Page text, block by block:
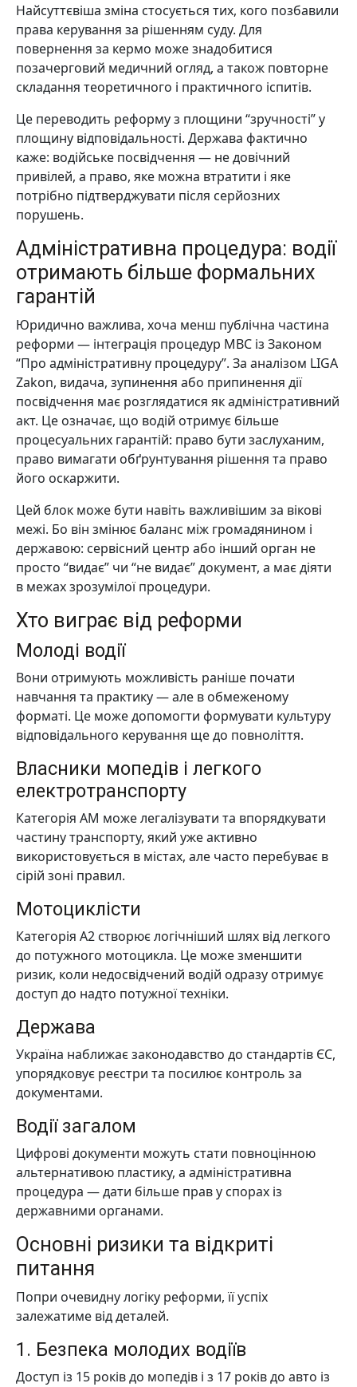
Найсуттєвіша зміна стосується тих, кого позбавили
права керування за рішенням суду. Для
повернення за кермо може знадобитися
позачерговий медичний огляд, а також повторне
складання теоретичного і практичного іспитів.
Це переводить реформу з площини “зручності” у
площину відповідальності. Держава фактично
каже: водійське посвідчення — не довічний
привілей, а право, яке можна втратити і яке
потрібно підтверджувати після серйозних
порушень.
Адміністративна процедура: водії
отримають більше формальних
гарантій
Юридично важлива, хоча менш публічна частина
реформи — інтеграція процедур МВС із Законом
“Про адміністративну процедуру”. За аналізом LIGA
Zakon, видача, зупинення або припинення дії
посвідчення має розглядатися як адміністративний
акт. Це означає, що водій отримує більше
процесуальних гарантій: право бути заслуханим,
право вимагати обґрунтування рішення та право
його оскаржити.
Цей блок може бути навіть важливішим за вікові
межі. Бо він змінює баланс між громадянином і
державою: сервісний центр або інший орган не
просто “видає” чи “не видає” документ, а має діяти
в межах зрозумілої процедури.
Хто виграє від реформи
Молоді водії
Вони отримують можливість раніше почати
навчання та практику — але в обмеженому
форматі. Це може допомогти формувати культуру
відповідального керування ще до повноліття.
Власники мопедів і легкого
електротранспорту
Категорія AM може легалізувати та впорядкувати
частину транспорту, який уже активно
використовується в містах, але часто перебуває в
сірій зоні правил.
Мотоциклісти
Категорія A2 створює логічніший шлях від легкого
до потужного мотоцикла. Це може зменшити
ризик, коли недосвідчений водій одразу отримує
доступ до надто потужної техніки.
Держава
Україна наближає законодавство до стандартів ЄС,
упорядковує реєстри та посилює контроль за
документами.
Водії загалом
Цифрові документи можуть стати повноцінною
альтернативою пластику, а адміністративна
процедура — дати більше прав у спорах із
державними органами.
Основні ризики та відкриті
питання
Попри очевидну логіку реформи, її успіх
залежатиме від деталей.
1. Безпека молодих водіїв
Доступ із 15 років до мопедів і з 17 років до авто із